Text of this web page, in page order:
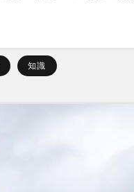
知識